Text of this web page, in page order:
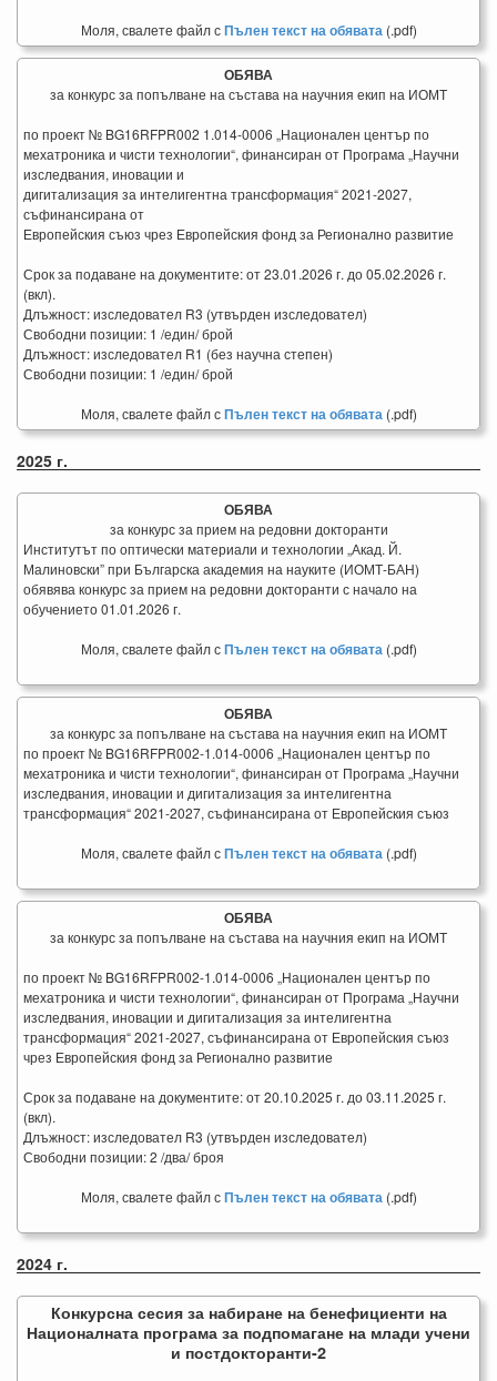
Моля, свалете файл сПълен текст на обявата (.pdf)
ОБЯВА
за конкурс за попълване на състава на научния екип на ИОМТ
по проект № BG16RFPR002 1.014-0006 „Национален център по
мехатроника и чисти технологии“, финансиран от Програма „Научни
изследвания, иновации и
дигитализация за интелигентна трансформация“ 2021-2027,
съфинансирана от
Европейския съюз чрез Европейския фонд за Регионално развитие
Срок за подаване на документите: от 23.01.2026 г. до 05.02.2026 г.
(вкл).
Длъжност: изследовател R3 (утвърден изследовател)
Свободни позиции: 1 /един/ брой
Длъжност: изследовател R1 (без научна степен)
Свободни позиции: 1 /един/ брой
Моля, свалете файл сПълен текст на обявата (.pdf)
2025 г.
ОБЯВА
за конкурс за прием на редовни докторанти
Институтът по оптически материали и технологии „Акад. Й.
Малиновски” при Българска академия на науките (ИОМТ-БАН)
обявява конкурс за прием на редовни докторанти с начало на
обучението 01.01.2026 г.
Моля, свалете файл сПълен текст на обявата (.pdf)
ОБЯВА
за конкурс за попълване на състава на научния екип на ИОМТ
по проект № BG16RFPR002-1.014-0006 „Национален център по
мехатроника и чисти технологии“, финансиран от Програма „Научни
изследвания, иновации и дигитализация за интелигентна
трансформация“ 2021-2027, съфинансирана от Европейския съюз
Моля, свалете файл сПълен текст на обявата (.pdf)
ОБЯВА
за конкурс за попълване на състава на научния екип на ИОМТ
по проект № BG16RFPR002-1.014-0006 „Национален център по
мехатроника и чисти технологии“, финансиран от Програма „Научни
изследвания, иновации и дигитализация за интелигентна
трансформация“ 2021-2027, съфинансирана от Европейския съюз
чрез Европейския фонд за Регионално развитие
Срок за подаване на документите: от 20.10.2025 г. до 03.11.2025 г.
(вкл).
Длъжност: изследовател R3 (утвърден изследовател)
Свободни позиции: 2 /два/ броя
Моля, свалете файл сПълен текст на обявата (.pdf)
2024 г.
Конкурсна сесия за набиране на бенефициенти на
Националната програма за подпомагане на млади учени
и постдокторанти-2